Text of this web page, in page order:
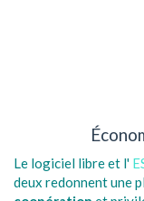
Le logiciel libre et l'
deux redonnent une